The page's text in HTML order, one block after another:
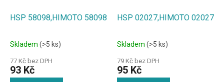
HSP 58098,HIMOTO 58098
Skladem (>5 ks)
77 Kč bez DPH
93 Kč
HSP 02027,HIMOTO 02027
Skladem (>5 ks)
79 Kč bez DPH
95 Kč